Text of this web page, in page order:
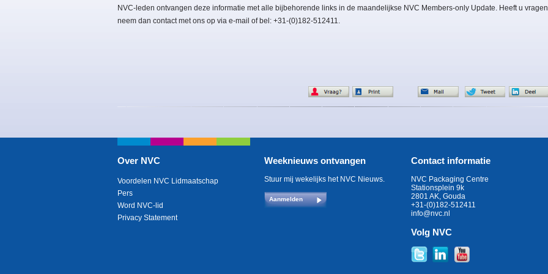
NVC-leden ontvangen deze informatie met alle bijbehorende links in de maandelijkse NVC Members-only Update. Heeft u
neem dan contact met ons op via e-mail of bel: +31-(0)182-512411.
Over NVC
Voordelen NVC Lidmaatschap
Pers
Word NVC-lid
Privacy Statement
Weeknieuws ontvangen
Stuur mij wekelijks het NVC Nieuws.
Aanmelden
Contact informatie
NVC Packaging Centre
Stationsplein 9k
2801 AK, Gouda
+31-(0)182-512411
info@nvc.nl
Volg NVC